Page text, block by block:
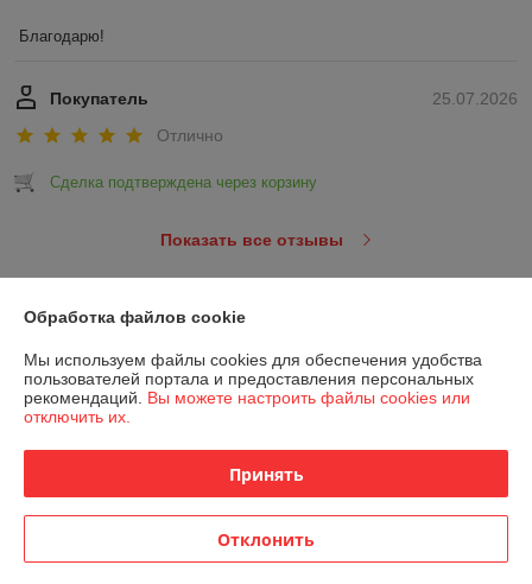
Благодарю!
25.07.2026
Покупатель
Отлично
Сделка подтверждена через корзину
Показать все отзывы
О нас
Контакты
Обработка файлов cookie
Мы используем файлы cookies для обеспечения удобства
пользователей портала и предоставления персональных
рекомендаций. Вы можете настроить файлы cookies или
отключить их.
Принять
Отклонить